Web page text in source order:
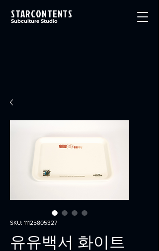
STARCONTENTS
Subculture Studio
SKU: 11125805327
유유백서 화이트